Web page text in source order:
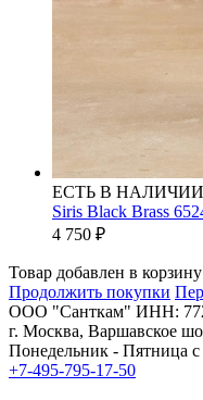
ЕСТЬ В НАЛИЧИИ
Siris Black Brass
4 750 ₽
Товар добавлен в корзину
Продолжить покупки
ООО "Санткам" ИНН:
г. Москва, Варшавское
Понедельник - Пятница с
+7-495-795-17-50